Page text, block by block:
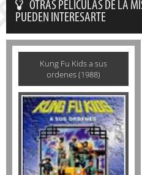
OTRAS PELÍCULAS DE LA
PUEDEN INTERESARTE
Kung Fu Kids a sus
ordenes (1988)